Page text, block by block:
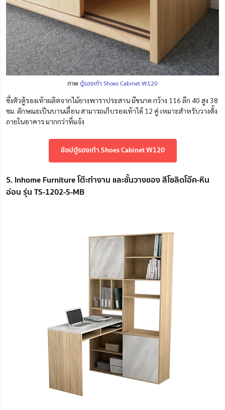
ภาพ ตู้รองเท้า Shoes Cabinet W120
ซึ่งตัวตู้รองเท้าผลิตจากไม้ยางพาราประสาน มีขนาด กว้าง 116 ลึก 40 สูง 38
ซม. ลักษณะเป็นบานเลื่อน สามารถเก็บรองเท้าได้ 12 คู่ เหมาะสำหรับวางตั้ง
ภายในอาคาร มากกว่าที่แจ้ง
ช้อปตู้รองเท้า Shoes Cabinet W120
5. Inhome Furniture โต๊ะทำงาน และชั้นวางของ สีโซลิดโอ๊ค-หิน
อ่อน รุ่น TS-1202-S-MB